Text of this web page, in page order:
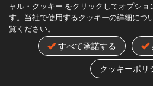
ャル・クッキー をクリックしてオプショ
す。当社で使用するクッキーの詳細につ
覧ください。
すべて承諾する
クッキーポリ
プライバシポリシー 商標 利用
日本
© 2024 MiTAC Digital Technology